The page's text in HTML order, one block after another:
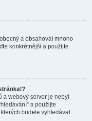
a obsahoval mnoho
konkrétnější a použijte
a webový server je nebyl
a použijte
budete vyhledávat.